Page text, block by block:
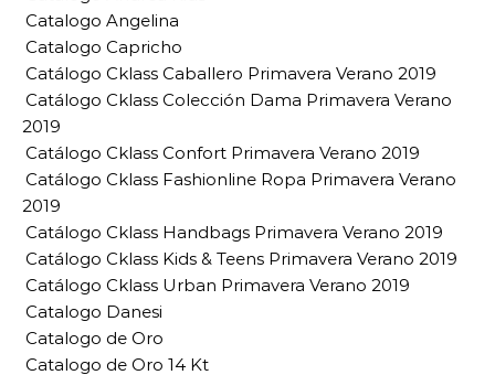
Catalogo Angelina
Catalogo Capricho
Catálogo Cklass Caballero Primavera Verano 2019
Catálogo Cklass Colección Dama Primavera Verano
2019
Catálogo Cklass Confort Primavera Verano 2019
Catálogo Cklass Fashionline Ropa Primavera Verano
2019
Catálogo Cklass Handbags Primavera Verano 2019
Catálogo Cklass Kids & Teens Primavera Verano 2019
Catálogo Cklass Urban Primavera Verano 2019
Catalogo Danesi
Catalogo de Oro
Catalogo de Oro 14 Kt